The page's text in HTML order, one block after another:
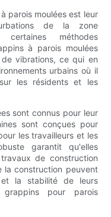
parois moulées est leur
de la zone
certaines méthodes
à parois moulées
vibrations, ce qui en
urbains où il
les résidents et les
sont connus pour leur
sont conçues pour
les travailleurs et les
garantit qu'elles
de construction
la construction peuvent
la stabilité de leurs
grappins pour parois